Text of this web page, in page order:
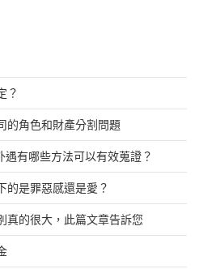
？
的角色和財產分割問題
有哪些方法可以有效蒐證？
的是罪惡感還是愛？
真的很大，此篇文章告訴您